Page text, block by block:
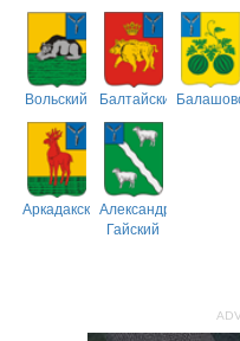
Вольский Балтайский
АркадакскийАлександрово-
Гайский